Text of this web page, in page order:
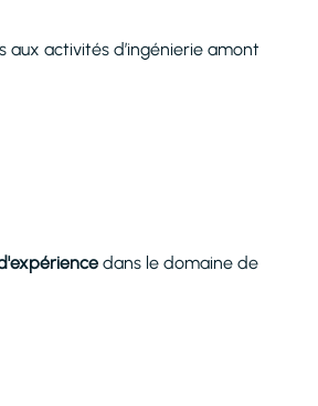
aux activités d’ingénierie amont
dans le domaine de